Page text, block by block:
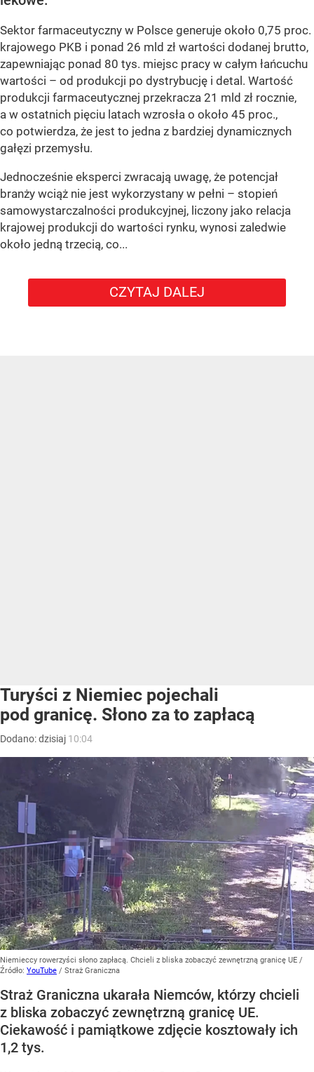
Sektor farmaceutyczny w Polsce generuje około 0,75 proc.
krajowego PKB i ponad 26 mld zł wartości dodanej brutto,
zapewniając ponad 80 tys. miejsc pracy w całym łańcuchu
wartości – od produkcji po dystrybucję i detal. Wartość
produkcji farmaceutycznej przekracza 21 mld zł rocznie,
a w ostatnich pięciu latach wzrosła o około 45 proc.,
co potwierdza, że jest to jedna z bardziej dynamicznych
gałęzi przemysłu.
Jednocześnie eksperci zwracają uwagę, że potencjał
branży wciąż nie jest wykorzystany w pełni – stopień
samowystarczalności produkcyjnej, liczony jako relacja
krajowej produkcji do wartości rynku, wynosi zaledwie
około jedną trzecią, co...
CZYTAJ DALEJ
Turyści z Niemiec pojechali
pod granicę. Słono za to zapłacą
Dodano:dzisiaj 10:04
Niemieccy rowerzyści słono zapłacą. Chcieli z bliska zobaczyć zewnętrzną granicę UE /
Źródło: YouTube / Straż Graniczna
Straż Graniczna ukarała Niemców, którzy chcieli
z bliska zobaczyć zewnętrzną granicę UE.
Ciekawość i pamiątkowe zdjęcie kosztowały ich
1,2 tys.